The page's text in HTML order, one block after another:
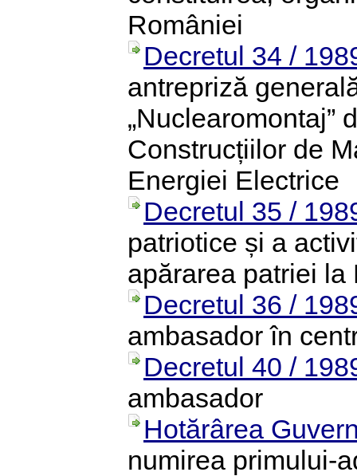
României
Decretul 34 /
antrepriză
„Nuclearomontaj”
Construcțiilor de
Energiei Electrice
Decretul 35 /
patriotice și a
apărarea patriei la
Decretul 36 /
ambasador în
Decretul 40 /
ambasador
Hotărârea
numirea primului-